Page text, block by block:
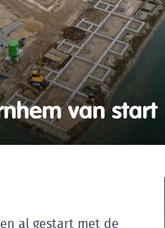
van start
al gestart met de